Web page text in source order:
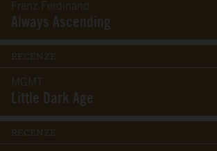
Franz Ferdinand
Always Ascending
RECENZE
MGMT
Little Dark Age
RECENZE